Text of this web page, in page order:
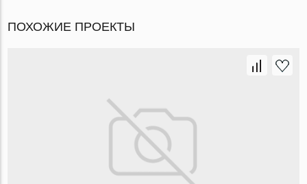
ПОХОЖИЕ ПРОЕКТЫ